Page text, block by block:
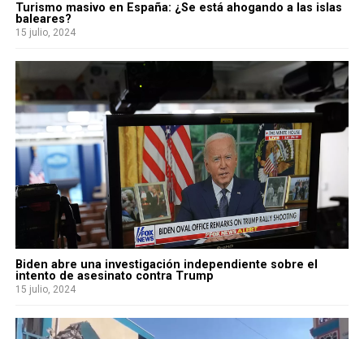
Turismo masivo en España: ¿Se está ahogando a las islas
baleares?
15 julio, 2024
Biden abre una investigación independiente sobre el
intento de asesinato contra Trump
15 julio, 2024